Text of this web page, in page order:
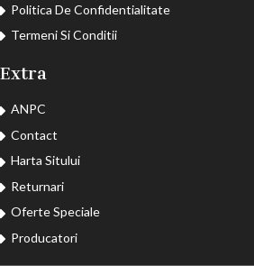
Politica De Confidentialitate
Termeni Si Conditii
Extra
ANPC
Contact
Harta Sitului
Returnari
Oferte Speciale
Producatori